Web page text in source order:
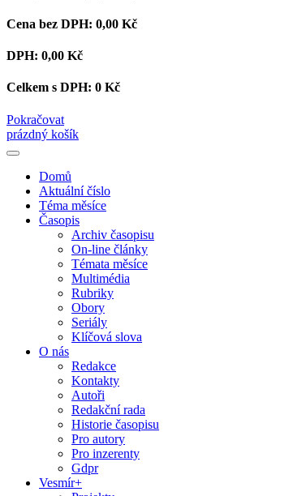
Cena bez DPH: 0,00 Kč
DPH: 0,00 Kč
Celkem s DPH: 0 Kč
Pokračovat
prázdný košík
Domů
Aktuální číslo
Téma měsíce
Časopis
Archiv časopisu
On-line články
Témata měsíce
Multimédia
Rubriky
Obory
Seriály
Klíčová slova
O nás
Redakce
Kontakty
Autoři
Redakční rada
Historie časopisu
Pro autory
Pro inzerenty
Gdpr
Vesmír+